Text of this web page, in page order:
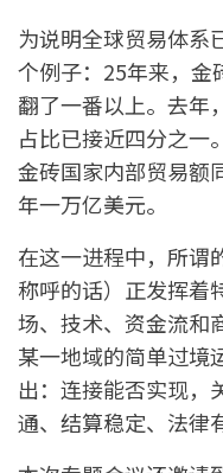
为说明全球贸易体系
个例子：25年来，金
翻了一番以上。去年
占比已接近四分之一
金砖国家内部贸易额
年一万亿美元。
在这一进程中，所
称呼的话）正发挥着
场、技术、资金流和
某一地域的简单过境
出：连接能否实现，
通、结算稳定、法律